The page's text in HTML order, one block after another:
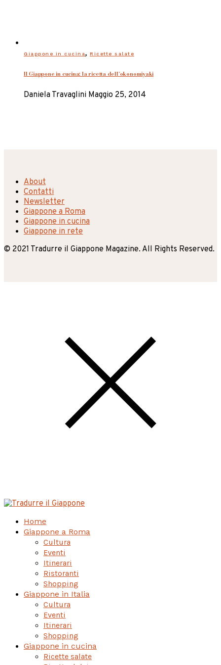
Giappone in cucina, Ricette salate
Il Giappone in cucina: la ricetta dell’okonomiyaki
Daniela Travaglini Maggio 25, 2014
About
Contatti
Newsletter
Giappone a Roma
Giappone in cucina
Giappone in rete
© 2021 Tradurre il Giappone Magazine. All Rights Reserved.
Home
Giappone a Roma
Cultura
Eventi
Itinerari
Ristoranti
Shopping
Giappone in Italia
Cultura
Eventi
Itinerari
Shopping
Giappone in cucina
Ricette salate